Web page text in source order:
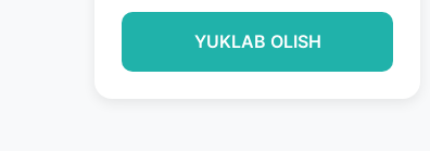
YUKLAB OLISH